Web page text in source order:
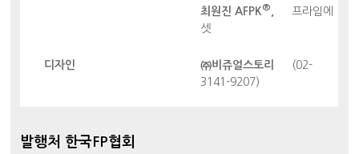
최원진 AFPK®
프라임에
셋
디자인 ㈜비쥬얼스토리
(02-
3141-9207)
발행처 한국FP협회